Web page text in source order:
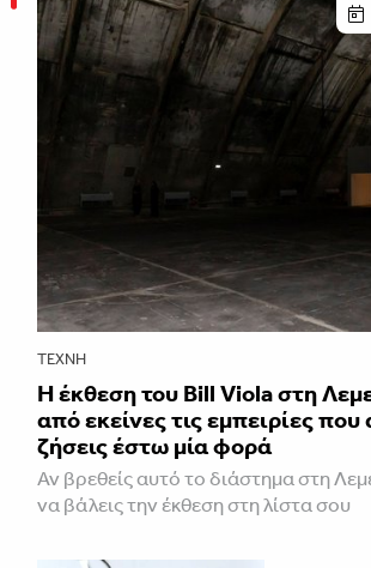
ΤΈΧΝΗ
Η έκθεση του Bill Viola στη
από εκείνες τις εμπειρίες που
ζήσεις έστω μία φορά
Αν βρεθείς αυτό το διάστημα στη
να βάλεις την έκθεση στη λίστα σου